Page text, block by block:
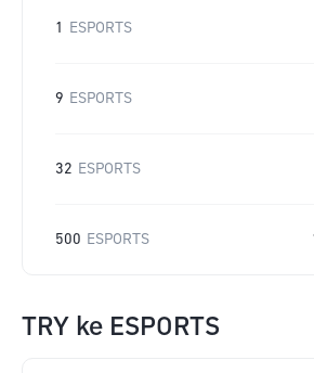
1 ESPORTS
9 ESPORTS
32 ESPORTS
500 ESPORTS
TRY ke ESPORTS